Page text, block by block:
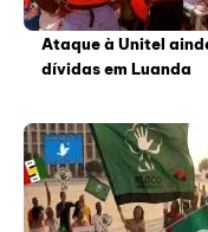
Ataque à Unitel
dívidas em Luanda